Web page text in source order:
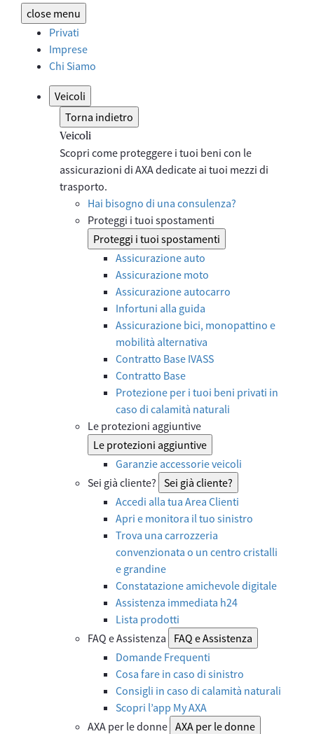
close menu
Privati
Imprese
Chi Siamo
Veicoli
Torna indietro
Veicoli
Scopri come proteggere i tuoi beni con le
assicurazioni di AXA dedicate ai tuoi mezzi di
trasporto.
Hai bisogno di una consulenza?
Proteggi i tuoi spostamenti
Proteggi i tuoi spostamenti
Assicurazione auto
Assicurazione moto
Assicurazione autocarro
Infortuni alla guida
Assicurazione bici, monopattino e
mobilità alternativa
Contratto Base IVASS
Contratto Base
Protezione per i tuoi beni privati in
caso di calamità naturali
Le protezioni aggiuntive
Le protezioni aggiuntive
Garanzie accessorie veicoli
Sei già cliente? Sei già cliente?
Accedi alla tua Area Clienti
Apri e monitora il tuo sinistro
Trova una carrozzeria
convenzionata o un centro cristalli
e grandine
Constatazione amichevole digitale
Assistenza immediata h24
Lista prodotti
FAQ e Assistenza
FAQ e Assistenza
Domande Frequenti
Cosa fare in caso di sinistro
Consigli in caso di calamità naturali
Scopri l’app My AXA
AXA per le donne AXA per le donne